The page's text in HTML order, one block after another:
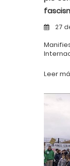
27
Leer